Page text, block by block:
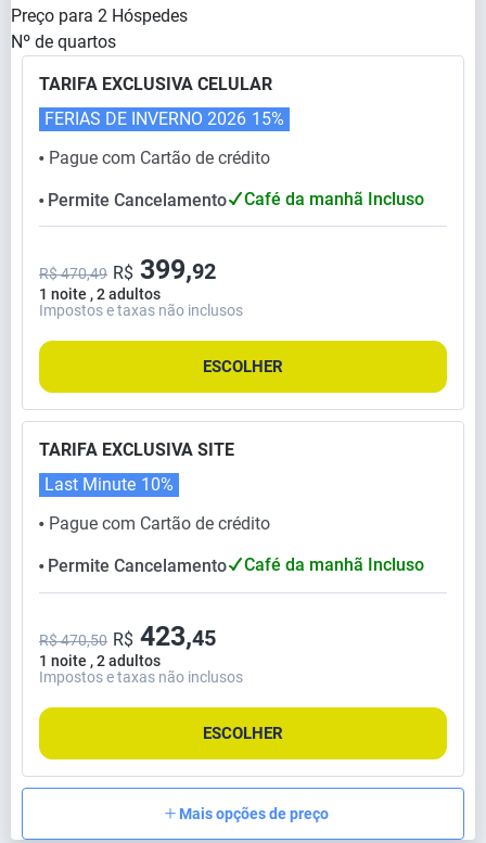
Preço para 2 Hóspedes
Nº de quartos
TARIFA EXCLUSIVA CELULAR
⬤ Pague com Cartão de crédito
FERIAS DE INVERNO 2026 15%
⬤ Permite Cancelamento Café da manhã Incluso
1 noite , 2 adultos
R$ 470,49 R$ 399,92
Impostos e taxas não inclusos
ESCOLHER
TARIFA EXCLUSIVA SITE
⬤ Pague com Cartão de crédito
Last Minute 10%
⬤ Permite Cancelamento Café da manhã Incluso
1 noite , 2 adultos
R$ 470,50 R$ 423,45
Impostos e taxas não inclusos
ESCOLHER
Mais opções de preço